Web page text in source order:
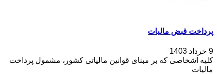
پرداخت قبض مالیات
9 خرداد 1403
کلیه اشخاصی که بر مبنای قوانین مالیاتی کشور، مشمول پرداخت
مالیات